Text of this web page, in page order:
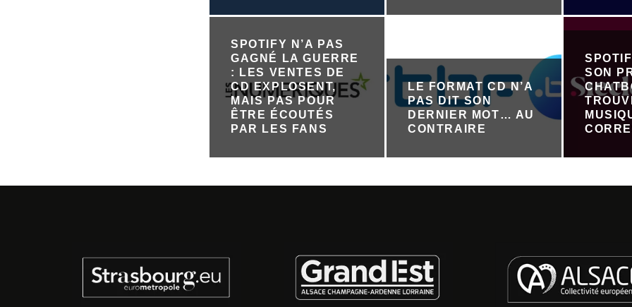
SPOTIFY N’A PAS
GAGNÉ LA GUERRE
: LES VENTES DE
CD EXPLOSENT,
MAIS PAS POUR
ÊTRE ÉCOUTÉS
PAR LES FANS
LE FORMAT CD N’A
PAS DIT SON
DERNIER MOT… AU
CONTRAIRE
SON